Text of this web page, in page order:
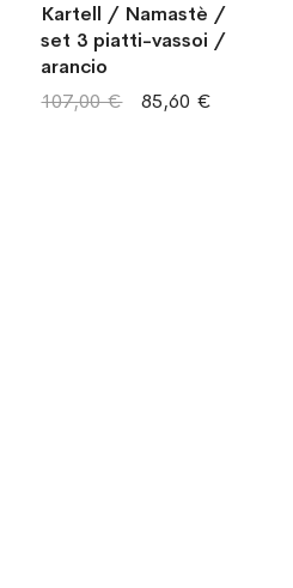
Kartell / Namastè /
set 3 piatti-vassoi /
arancio
85,60 €
107,00 €